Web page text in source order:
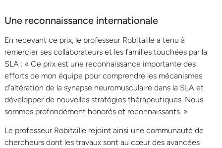
Une reconnaissance internationale
En recevant ce prix, le professeur Robitaille a tenu à
remercier ses collaborateurs et les familles touchées par la
SLA : « Ce prix est une reconnaissance importante des
efforts de mon équipe pour comprendre les mécanismes
d’altération de la synapse neuromusculaire dans la SLA et
développer de nouvelles stratégies thérapeutiques. Nous
sommes profondément honorés et reconnaissants. »
Le professeur Robitaille rejoint ainsi une communauté de
chercheurs dont les travaux sont au cœur des avancées